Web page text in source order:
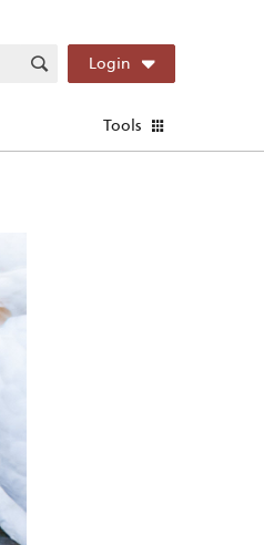
Login
Tools